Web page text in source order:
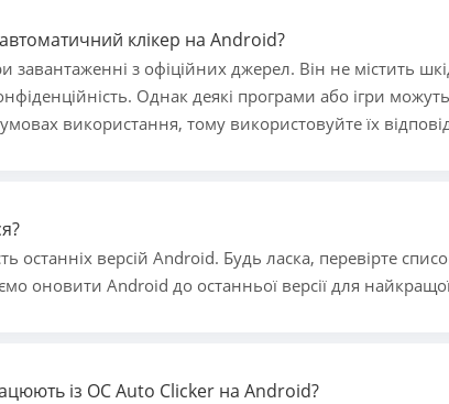
клікер на Android?
завантаженні з офіційних джерел. Він не містить
Однак деякі програми або ігри
використання, тому використовуйте їх
останніх версій Android. Будь ласка, перевірте
оновити Android до останньої версії для
із OC Auto Clicker на Android?